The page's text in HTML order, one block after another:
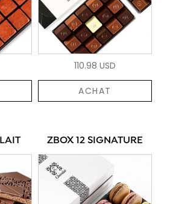
110.98 USD
ACHAT
ZBOX 12 SIGNATURE